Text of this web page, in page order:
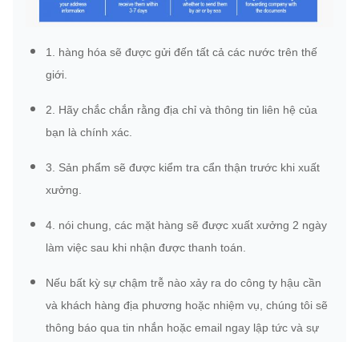
1. hàng hóa sẽ được gửi đến tất cả các nước trên thế
giới.
2. Hãy chắc chắn rằng địa chỉ và thông tin liên hệ của
bạn là chính xác.
3. Sản phẩm sẽ được kiểm tra cẩn thận trước khi xuất
xưởng.
4. nói chung, các mặt hàng sẽ được xuất xưởng 2 ngày
làm việc sau khi nhận được thanh toán.
Nếu bất kỳ sự chậm trễ nào xảy ra do công ty hậu cần
và khách hàng địa phương hoặc nhiệm vụ, chúng tôi sẽ
thông báo qua tin nhắn hoặc email ngay lập tức và sự